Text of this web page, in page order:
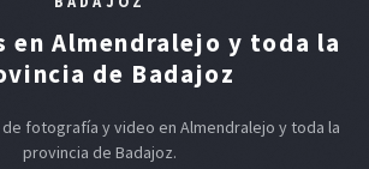
en Almendralejo y toda la
de Badajoz
fotografía y video en Almendralejo y toda la
provincia de Badajoz.